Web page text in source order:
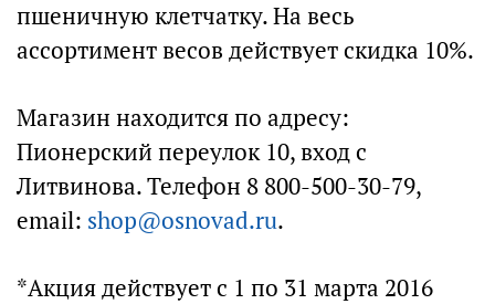
пшеничную клетчатку. На весь
ассортимент весов действует скидка 10%.
Магазин находится по адресу:
Пионерский переулок 10, вход с
Литвинова. Телефон 8 800-500-30-79,
email: shop@osnovad.ru.
*Акция действует с 1 по 31 марта 2016